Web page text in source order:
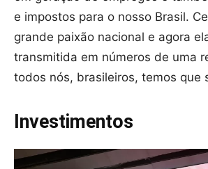
e impostos para o nosso Brasil.
grande paixão nacional e agora
transmitida em números de uma
todos nós, brasileiros, temos que
Investimentos